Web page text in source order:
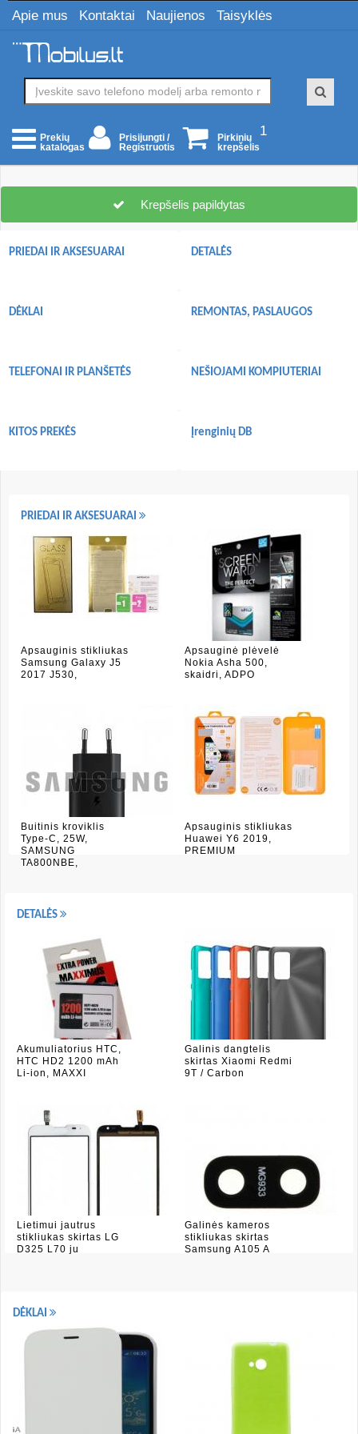
Apie mus Kontaktai Naujienos Taisyklės
Prekių
katalogas
Prisijungti /
Registruotis
1
Pirkinių
krepšelis
Krepšelis papildytas
PRIEDAI IR AKSESUARAI DETALĖS
DĖKLAI REMONTAS, PASLAUGOS
TELEFONAI IR PLANŠETĖS NEŠIOJAMI KOMPIUTERIAI
KITOS PREKĖS Įrenginių DB
PRIEDAI IR AKSESUARAI
Apsauginis stikliukas
Samsung Galaxy J5
2017 J530,
Apsauginė plėvelė
Nokia Asha 500,
skaidri, ADPO
Buitinis kroviklis
Type-C, 25W,
SAMSUNG
TA800NBE,
Apsauginis stikliukas
Huawei Y6 2019,
PREMIUM
DETALĖS
Akumuliatorius HTC,
HTC HD2 1200 mAh
Li-ion, MAXXI
Galinis dangtelis
skirtas Xiaomi Redmi
9T / Carbon
Lietimui jautrus
stikliukas skirtas LG
D325 L70 ju
Galinės kameros
stikliukas skirtas
Samsung A105 A
DĖKLAI